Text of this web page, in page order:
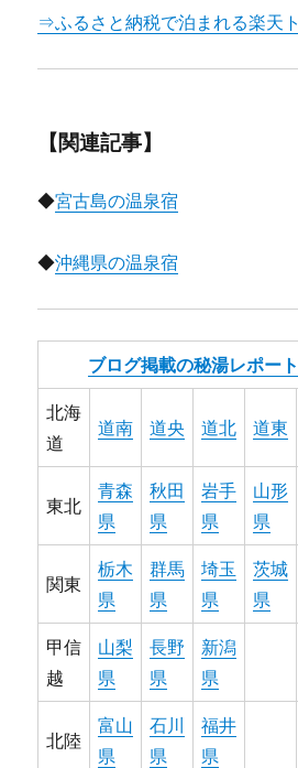
⇒ふるさと納税で泊まれる楽天
【関連記事】
◆宮古島の温泉宿
◆沖縄県の温泉宿
ブログ掲載の秘湯レポー
北海
道
道南 道央 道北 道東
東北
青森
県
秋田
県
岩手
県
山形
県
関東
栃木
県
群馬
県
埼玉
県
茨城
県
甲信
越
山梨
県
長野
県
新潟
県
北陸
富山
県
石川
県
福井
県